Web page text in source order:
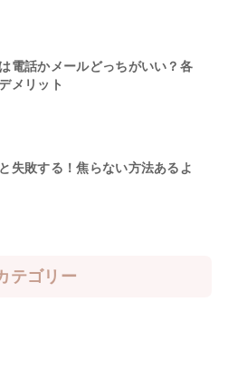
電話かメールどっちがいい？各
メリット
失敗する！焦らない方法あるよ
テゴリー